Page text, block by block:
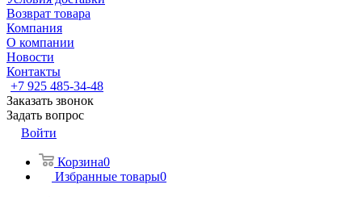
Возврат товара
Компания
О компании
Новости
Контакты
+7 925 485-34-48
Заказать звонок
Задать вопрос
Войти
Корзина0
Избранные товары0